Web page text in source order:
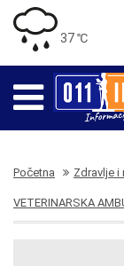
37 ℃
Početna Zdravlje i
VETERINARSKA